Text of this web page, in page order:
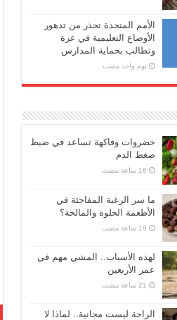
الأمم المتحدة تحذر من تدهور
الأوضاع التعليمية في غزة
وتطالب بحماية المدارس
‏يوم واحد مضت
خضروات وفاكهة تساعد في ضبط
ضغط الدم
ما سر الرغبة المفاجئة في
الأطعمة الحلوة والمالحة؟
لهذه الأسباب.. المشي مهم في
عمر الأربعين
الراحة ليست مجانية.. لماذا لا